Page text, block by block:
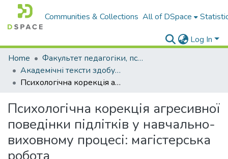
Communities & Collections All of DSpace
Log In
Home
Факультет педагогіки, психології і професійної освіти
Академічні тексти здобувачів вищої освіти
Психологічна корекція агресивної поведінки підлітків у навчально-виховному процесі: магістерська робота
Психологічна корекція агресивної
поведінки підлітків у навчально-
виховному процесі: магістерська